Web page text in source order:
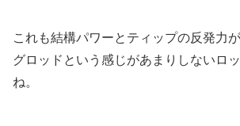
これも結構パワーとティップの反発力
グロッドという感じがあまりしないロ
ね。